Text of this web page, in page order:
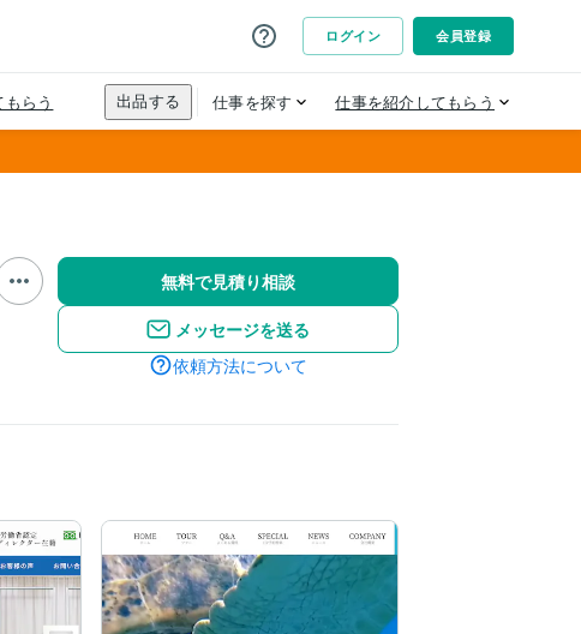
無料で見積り相談
メッセージを送る
依頼方法について